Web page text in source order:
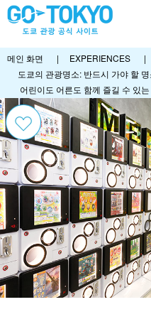
메인 화면 | EXPERIENCES |
도쿄의 관광명소: 반드시 가야 할 명
어린이도 어른도 함께 즐길 수 있